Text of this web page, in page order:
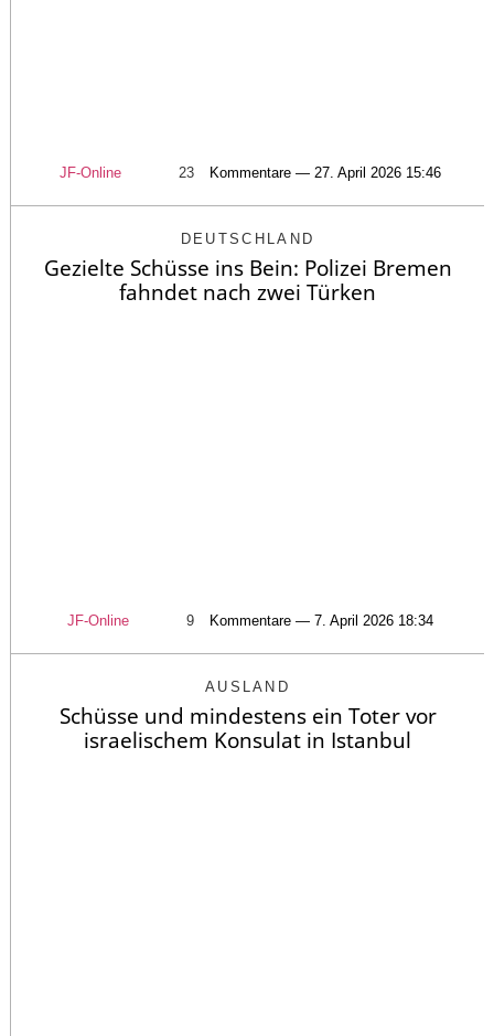
JF-Online 23 Kommentare — 27. April 2026 15:46
DEUTSCHLAND
Gezielte Schüsse ins Bein: Polizei Bremen
fahndet nach zwei Türken
JF-Online 9 Kommentare — 7. April 2026 18:34
AUSLAND
Schüsse und mindestens ein Toter vor
israelischem Konsulat in Istanbul